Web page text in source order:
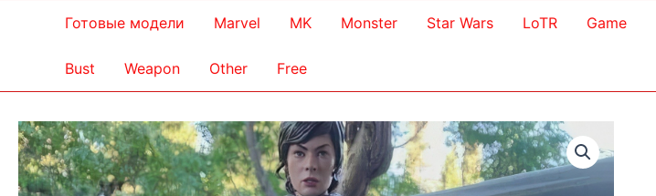
Готовые модели Marvel MK Monster Star Wars LoTR Game
Bust Weapon Other Free